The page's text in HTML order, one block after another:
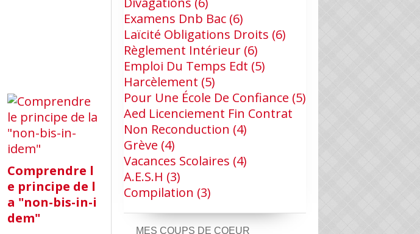
Comprendre l
e principe de l
a "non-bis-in-i
dem"
Examens Dnb Bac (6)
Laïcité Obligations Droits (6)
Règlement Intérieur (6)
Emploi Du Temps Edt (5)
Harcèlement (5)
Pour Une École De Confiance (5)
Aed Licenciement Fin Contrat
Non Reconduction (4)
Grève (4)
Vacances Scolaires (4)
A.e.s.h (3)
Compilation (3)
MES COUPS DE COEUR